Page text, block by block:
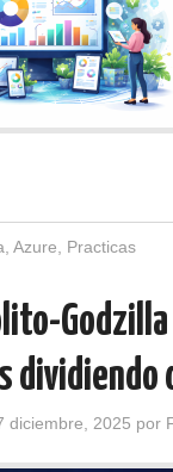
,Azure Practicas
dividiendo
diciembre, 2025 por